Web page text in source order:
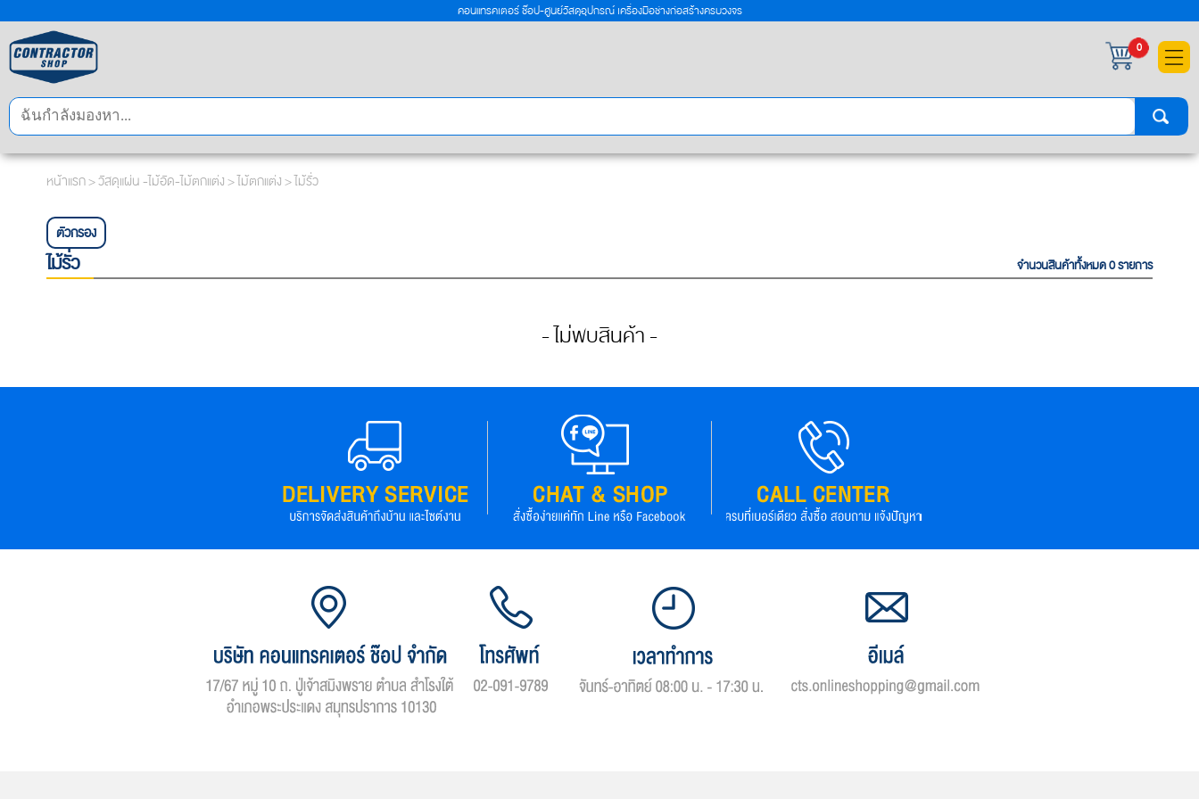
×
คอนแทรคเตอร์ ช๊อป-ศูนย์วัสดุอุปกรณ์ เครื่องมือช่างก่อสร้างครบวงจร
0
หน้าแรก>วัสดุแผ่น -ไม้อัด-ไม้ตกแต่ง>ไม้ตกแต่ง> ไม้รั่ว
ตัวกรอง
ไม้รั่ว จำนวนสินค้าทั้งหมด 0 รายการ
- ไม่พบสินค้า -